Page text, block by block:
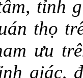
tỉnh
thọ
ưu
giác,